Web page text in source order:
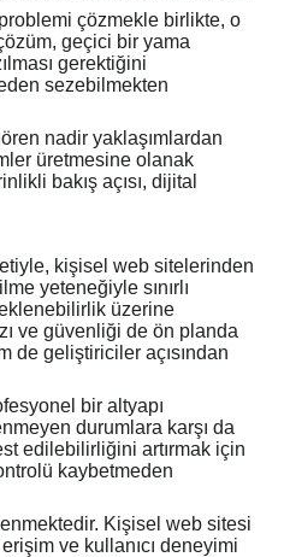
problemi çözmekle birlikte, o
geçici bir yama
gerektiğini
sezebilmekten
nadir yaklaşımlardan
üretmesine olanak
bakış açısı, dijital
kişisel web sitelerinden
yeteneğiyle sınırlı
üzerine
ve güvenliği de ön planda
de geliştiriciler açısından
bir altyapı
durumlara karşı da
edilebilirliğini artırmak için
kaybetmeden
Kişisel web sitesi
ve kullanıcı deneyimi